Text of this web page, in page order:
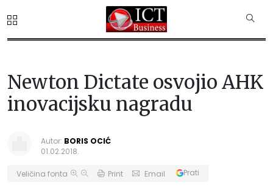
Newton Dictate osvojio AHK
inovacijsku nagradu
Autor: BORIS OCIĆ
01.02.2018.
Veličina fonta Print Email Prati